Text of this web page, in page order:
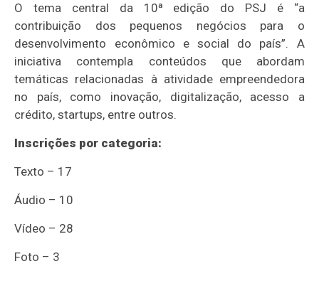
O tema central da 10ª edição do PSJ é “a
contribuição dos pequenos negócios para o
desenvolvimento econômico e social do país”. A
iniciativa contempla conteúdos que abordam
temáticas relacionadas à atividade empreendedora
no país, como inovação, digitalização, acesso a
crédito, startups, entre outros.
Inscrições por categoria:
Texto – 17
Áudio – 10
Vídeo – 28
Foto – 3